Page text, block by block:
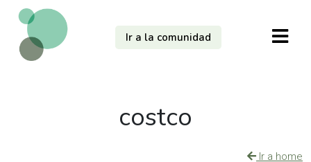
Ir a la comunidad
costco
Ir a home